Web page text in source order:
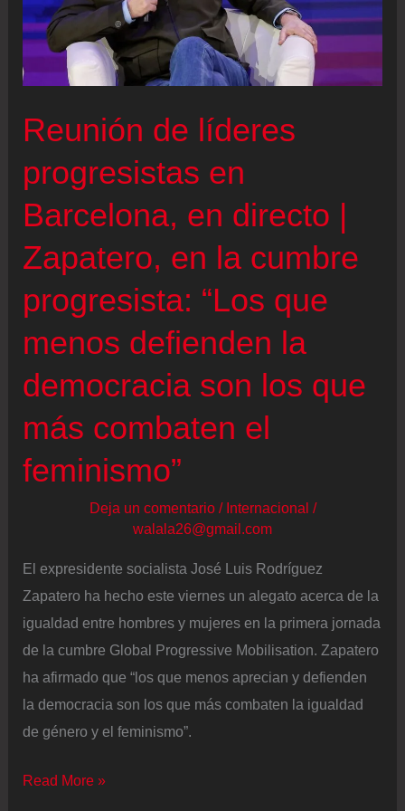
Pedro
Sánchez,
Lula
Claudia
participan
en
reunión
En
defensa
de
democracia
en
Reunión de líderes
progresistas en
Barcelona, en directo |
Zapatero, en la cumbre
progresista: “Los que
menos defienden la
democracia son los que
más combaten el
feminismo”
Deja un comentario / Internacional /
walala26@gmail.com
El expresidente socialista José Luis Rodríguez
Zapatero ha hecho este viernes un alegato acerca de la
igualdad entre hombres y mujeres en la primera jornada
de la cumbre Global Progressive Mobilisation. Zapatero
ha afirmado que “los que menos aprecian y defienden
la democracia son los que más combaten la igualdad
de género y el feminismo”.
Reunión
Read More »